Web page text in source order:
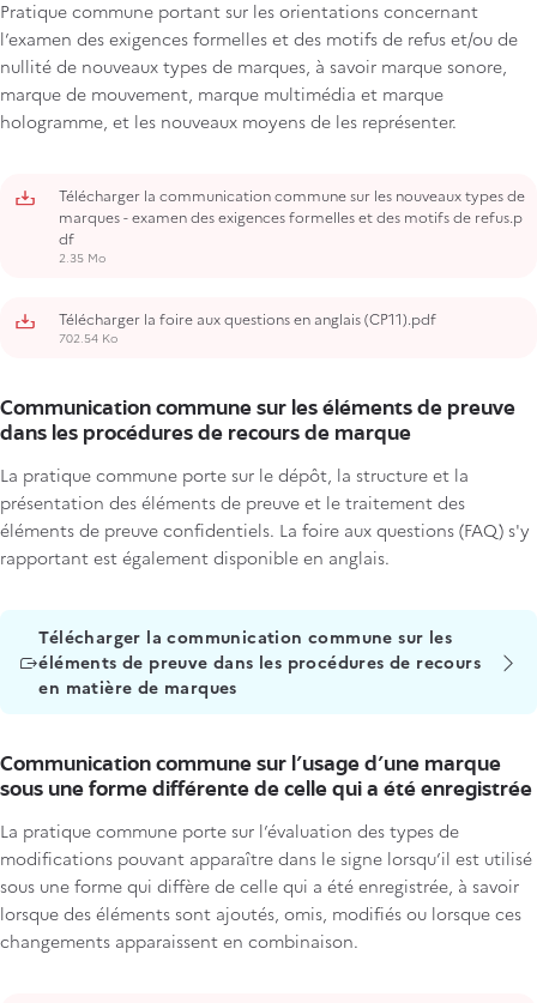
Pratique commune portant sur les orientations concernant
l’examen des exigences formelles et des motifs de refus et/ou de
nullité de nouveaux types de marques, à savoir marque sonore,
marque de mouvement, marque multimédia et marque
hologramme, et les nouveaux moyens de les représenter.
Télécharger la communication commune sur les nouveaux types de
marques - examen des exigences formelles et des motifs de refus.p
df
2.35 Mo
Télécharger la foire aux questions en anglais (CP11).pdf
702.54 Ko
Communication commune sur les éléments de preuve
dans les procédures de recours de marque
La pratique commune porte sur le dépôt, la structure et la
présentation des éléments de preuve et le traitement des
éléments de preuve confidentiels. La foire aux questions (FAQ) s'y
rapportant est également disponible en anglais.
Titre
Télécharger la communication commune sur les
éléments de preuve dans les procédures de recours
en matière de marques
Communication commune sur l'usage d'une marque
sous une forme différente de celle qui a été enregistrée
La pratique commune porte sur l’évaluation des types de
modifications pouvant apparaître dans le signe lorsqu’il est utilisé
sous une forme qui diffère de celle qui a été enregistrée, à savoir
lorsque des éléments sont ajoutés, omis, modifiés ou lorsque ces
changements apparaissent en combinaison.